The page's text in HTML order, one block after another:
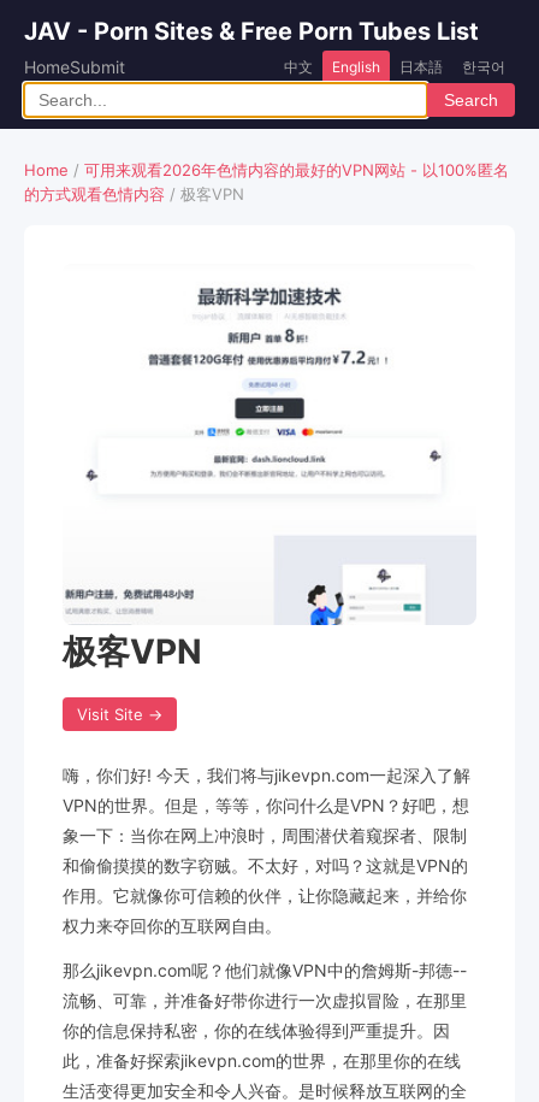
JAV - Porn Sites & Free Porn Tubes List
HomeSubmit 中文 English 日本語 한국어
Search
Home / 可用来观看2026年色情内容的最好的VPN网站 - 以100%匿名
的方式观看色情内容 / 极客VPN
极客VPN
Visit Site →
嗨，你们好! 今天，我们将与jikevpn.com一起深入了解
VPN的世界。但是，等等，你问什么是VPN？好吧，想
象一下：当你在网上冲浪时，周围潜伏着窥探者、限制
和偷偷摸摸的数字窃贼。不太好，对吗？这就是VPN的
作用。它就像你可信赖的伙伴，让你隐藏起来，并给你
权力来夺回你的互联网自由。
那么jikevpn.com呢？他们就像VPN中的詹姆斯-邦德--
流畅、可靠，并准备好带你进行一次虚拟冒险，在那里
你的信息保持私密，你的在线体验得到严重提升。因
此，准备好探索jikevpn.com的世界，在那里你的在线
生活变得更加安全和令人兴奋。是时候释放互联网的全